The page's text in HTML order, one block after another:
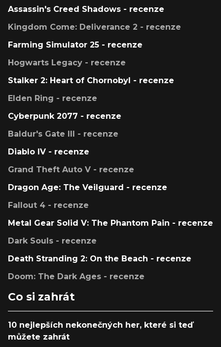
Assassin's Creed Shadows - recenze
Kingdom Come: Deliverance 2 - recenze
Farming Simulator 25 - recenze
Hogwarts Legacy - recenze
Stalker 2: Heart of Chornobyl - recenze
Elden Ring - recenze
Cyberpunk 2077 - recenze
Baldur's Gate III - recenze
Diablo IV - recenze
Grand Theft Auto V - recenze
Dragon Age: The Veilguard - recenze
Fallout 4 - recenze
Metal Gear Solid V: The Phantom Pain - recenze
Dark Souls - recenze
Death Stranding 2: On the Beach - recenze
Doom: The Dark Ages - recenze
Co si zahrát
10 nejlepších nekonečných her, které si teď
můžete zahrát